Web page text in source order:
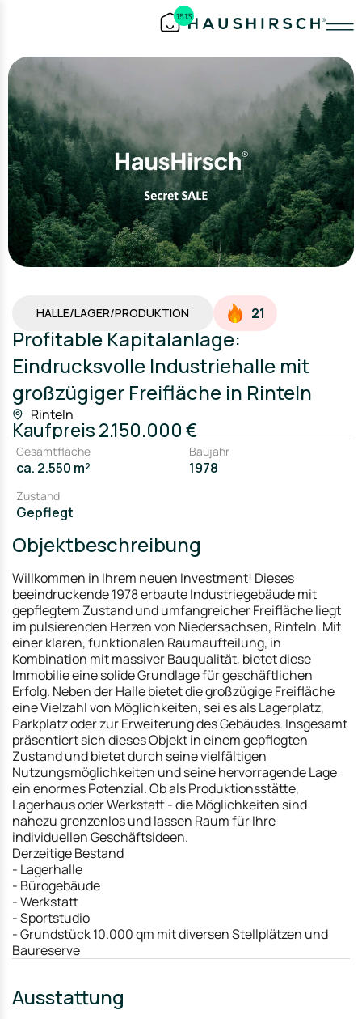
1513
HALLE/LAGER/PRODUKTION 21
Profitable Kapitalanlage:
Eindrucksvolle Industriehalle mit
großzügiger Freifläche in Rinteln
Rinteln
Kaufpreis2.150.000 €
Gesamtfläche
ca. 2.550 m²
Baujahr
1978
Zustand
Gepflegt
Objektbeschreibung
Willkommen in Ihrem neuen Investment! Dieses
beeindruckende 1978 erbaute Industriegebäude mit
gepflegtem Zustand und umfangreicher Freifläche liegt
im pulsierenden Herzen von Niedersachsen, Rinteln. Mit
einer klaren, funktionalen Raumaufteilung, in
Kombination mit massiver Bauqualität, bietet diese
Immobilie eine solide Grundlage für geschäftlichen
Erfolg. Neben der Halle bietet die großzügige Freifläche
eine Vielzahl von Möglichkeiten, sei es als Lagerplatz,
Parkplatz oder zur Erweiterung des Gebäudes. Insgesamt
präsentiert sich dieses Objekt in einem gepflegten
Zustand und bietet durch seine vielfältigen
Nutzungsmöglichkeiten und seine hervorragende Lage
ein enormes Potenzial. Ob als Produktionsstätte,
Lagerhaus oder Werkstatt - die Möglichkeiten sind
nahezu grenzenlos und lassen Raum für Ihre
individuellen Geschäftsideen.
Derzeitige Bestand
- Lagerhalle
- Bürogebäude
- Werkstatt
- Sportstudio
- Grundstück 10.000 qm mit diversen Stellplätzen und
Baureserve
Ausstattung